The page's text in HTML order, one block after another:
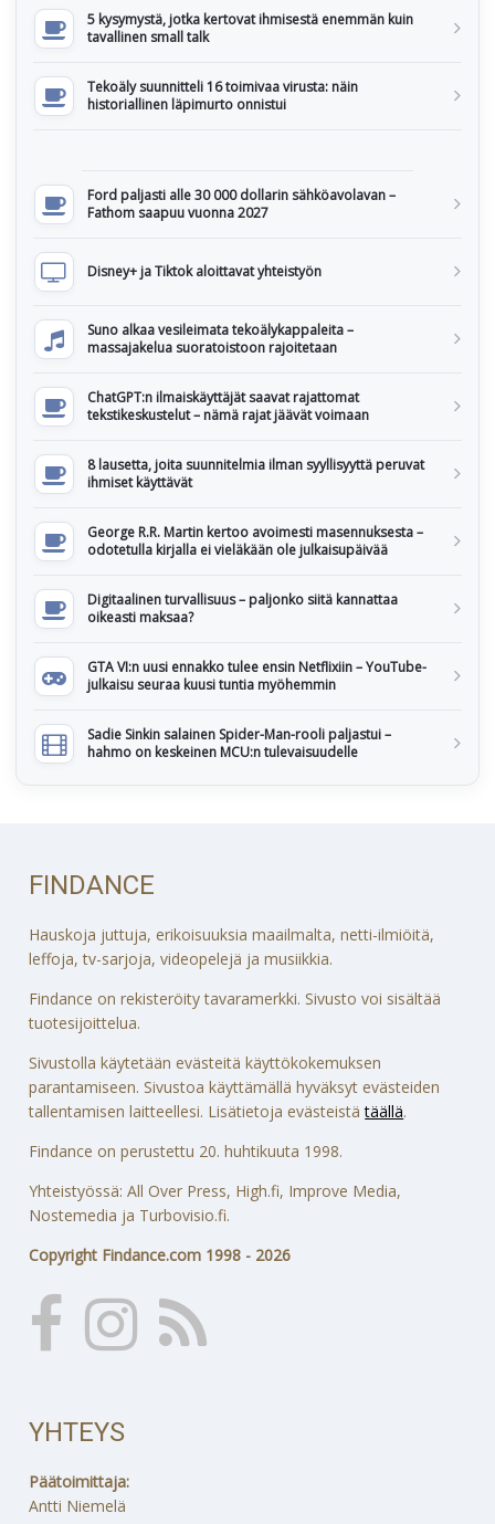
5 kysymystä, jotka kertovat ihmisestä enemmän kuin
tavallinen small talk
Tekoäly suunnitteli 16 toimivaa virusta: näin
historiallinen läpimurto onnistui
Ford paljasti alle 30 000 dollarin sähköavolavan –
Fathom saapuu vuonna 2027
Disney+ ja Tiktok aloittavat yhteistyön
Suno alkaa vesileimata tekoälykappaleita –
massajakelua suoratoistoon rajoitetaan
ChatGPT:n ilmaiskäyttäjät saavat rajattomat
tekstikeskustelut – nämä rajat jäävät voimaan
8 lausetta, joita suunnitelmia ilman syyllisyyttä peruvat
ihmiset käyttävät
George R.R. Martin kertoo avoimesti masennuksesta –
odotetulla kirjalla ei vieläkään ole julkaisupäivää
Digitaalinen turvallisuus – paljonko siitä kannattaa
oikeasti maksaa?
GTA VI:n uusi ennakko tulee ensin Netflixiin – YouTube-
julkaisu seuraa kuusi tuntia myöhemmin
Sadie Sinkin salainen Spider-Man-rooli paljastui –
hahmo on keskeinen MCU:n tulevaisuudelle
FINDANCE
Hauskoja juttuja, erikoisuuksia maailmalta, netti-ilmiöitä,
leffoja, tv-sarjoja, videopelejä ja musiikkia.
Findance on rekisteröity tavaramerkki. Sivusto voi sisältää
tuotesijoittelua.
Sivustolla käytetään evästeitä käyttökokemuksen
parantamiseen. Sivustoa käyttämällä hyväksyt evästeiden
tallentamisen laitteellesi. Lisätietoja evästeistätäällä.
Findance on perustettu 20. huhtikuuta 1998.
Yhteistyössä: All Over Press, High.fi, Improve Media,
Nostemedia ja Turbovisio.fi.
Copyright Findance.com 1998 - 2026
YHTEYS
Päätoimittaja:
Antti Niemelä